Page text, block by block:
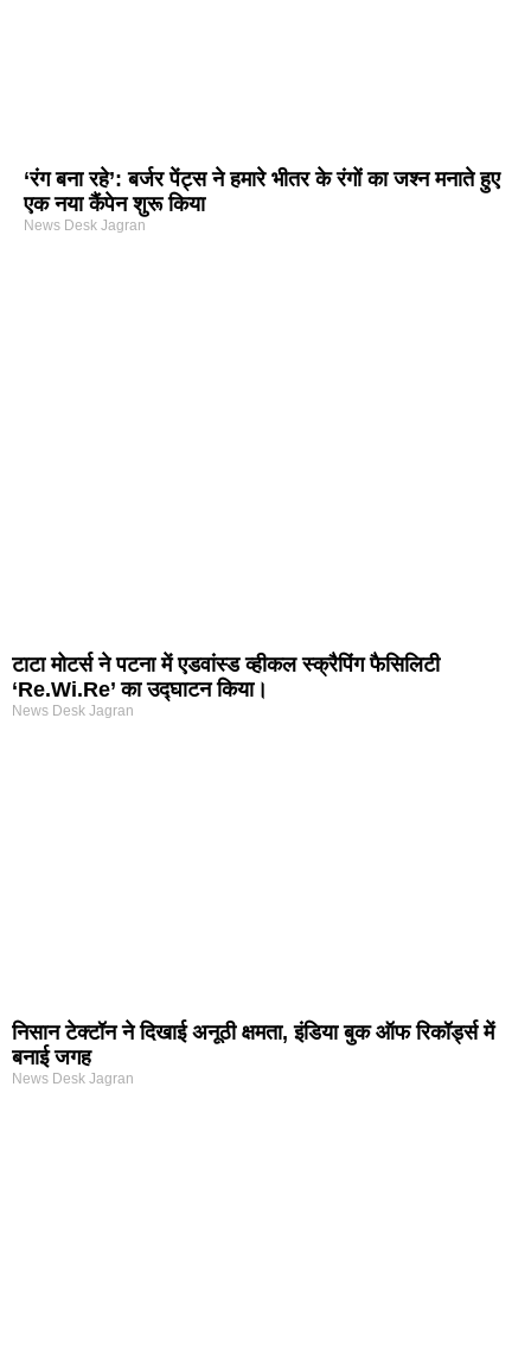
‘रंग बना रहे’: बर्जर पेंट्स ने हमारे भीतर के रंगों का जश्न मनाते हुए
एक नया कैंपेन शुरू किया
News Desk Jagran
टाटा मोटर्स ने पटना में एडवांस्ड व्हीकल स्क्रैपिंग फैसिलिटी
‘Re.Wi.Re’ का उद्घाटन किया।
News Desk Jagran
निसान टेक्टॉन ने दिखाई अनूठी क्षमता, इंडिया बुक ऑफ रिकॉर्ड्स में
बनाई जगह
News Desk Jagran